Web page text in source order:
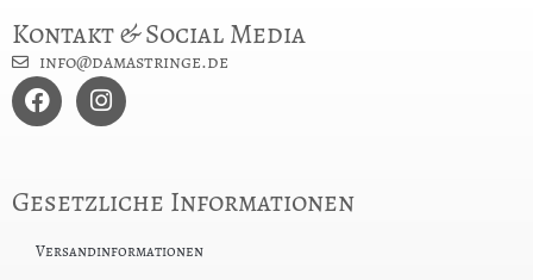
Kontakt & Social Media
info@damastringe.de
Gesetzliche Informationen
Versandinformationen